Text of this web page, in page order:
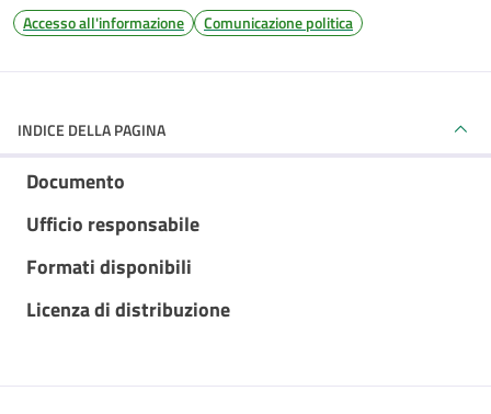
Accesso all'informazione Comunicazione politica
INDICE DELLA PAGINA
Documento
Ufficio responsabile
Formati disponibili
Licenza di distribuzione